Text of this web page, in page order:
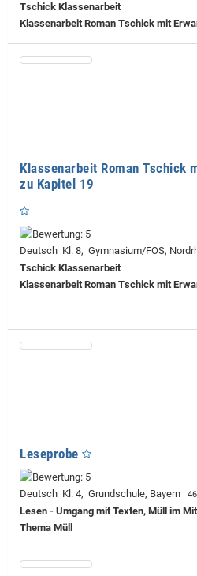
Tschick Klassenarbeit
Klassenarbeit Roman Tschick mit
Klassenarbeit Roman Tschick
zu Kapitel 19
Deutsch Kl. 8, Gymnasium/FOS,
Tschick Klassenarbeit
Klassenarbeit Roman Tschick mit
Leseprobe
Deutsch Kl. 4, Grundschule, Bayern
Lesen - Umgang mit Texten, Müll im
Thema Müll